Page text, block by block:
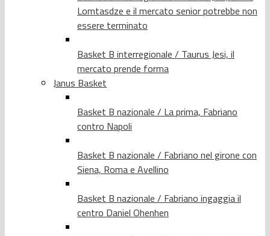
Lomtasdze e il mercato senior potrebbe non
essere terminato
Basket B interregionale / Taurus Jesi, il
mercato prende forma
Janus Basket
Basket B nazionale / La prima, Fabriano
contro Napoli
Basket B nazionale / Fabriano nel girone con
Siena, Roma e Avellino
Basket B nazionale / Fabriano ingaggia il
centro Daniel Ohenhen